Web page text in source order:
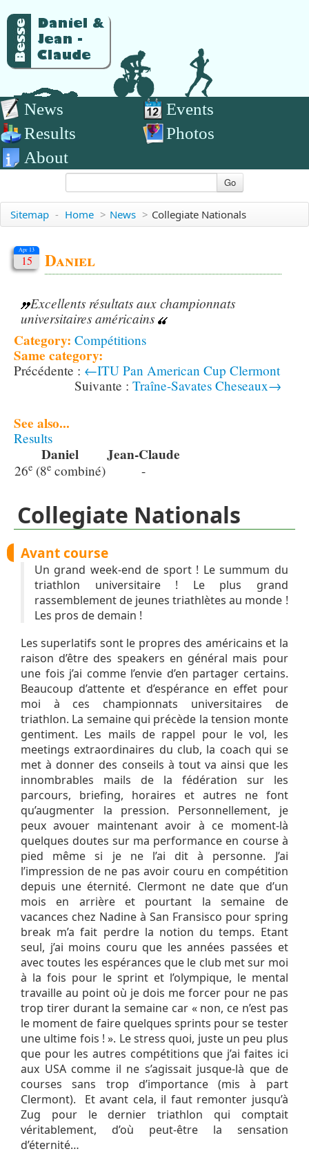
News
Events
Results
Photos
About
Go
Sitemap - Home > News > Collegiate Nationals
Apr 13
15 Daniel
Excellents résultats aux championnats
universitaires américains
Category: Compétitions
Same category:
←ITU Pan American Cup Clermont
Traîne-Savates Cheseaux→
See also...
Results
Daniel Jean-Claude
26e (8e combiné) -
Collegiate Nationals
Avant course
Un grand week-end de sport ! Le summum du
triathlon universitaire ! Le plus grand
rassemblement de jeunes triathlètes au monde !
Les pros de demain !
Les superlatifs sont le propres des américains et la
raison d’être des speakers en général mais pour
une fois j’ai comme l’envie d’en partager certains.
Beaucoup d’attente et d’espérance en effet pour
moi à ces championnats universitaires de
triathlon. La semaine qui précède la tension monte
gentiment. Les mails de rappel pour le vol, les
meetings extraordinaires du club, la coach qui se
met à donner des conseils à tout va ainsi que les
innombrables mails de la fédération sur les
parcours, briefing, horaires et autres ne font
qu’augmenter la pression. Personnellement, je
peux avouer maintenant avoir à ce moment-là
quelques doutes sur ma performance en course à
pied même si je ne l’ai dit à personne. J’ai
l’impression de ne pas avoir couru en compétition
depuis une éternité. Clermont ne date que d’un
mois en arrière et pourtant la semaine de
vacances chez Nadine à San Fransisco pour spring
break m’a fait perdre la notion du temps. Etant
seul, j’ai moins couru que les années passées et
avec toutes les espérances que le club met sur moi
à la fois pour le sprint et l’olympique, le mental
travaille au point où je dois me forcer pour ne pas
trop tirer durant la semaine car « non, ce n’est pas
le moment de faire quelques sprints pour se tester
une ultime fois ! ». Le stress quoi, juste un peu plus
que pour les autres compétitions que j’ai faites ici
aux USA comme il ne s’agissait jusque-là que de
courses sans trop d’importance (mis à part
Clermont). Et avant cela, il faut remonter jusqu’à
Zug pour le dernier triathlon qui comptait
véritablement, d’où peut-être la sensation
d’éternité…